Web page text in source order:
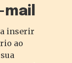
inserir
ao